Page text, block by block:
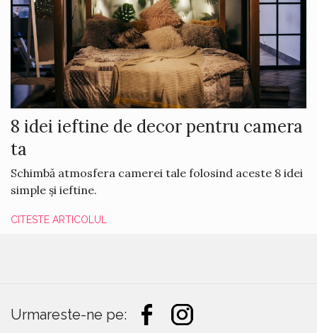
8 idei ieftine de decor pentru camera
ta
Schimbă atmosfera camerei tale folosind aceste 8 idei
simple și ieftine.
CITESTE ARTICOLUL
Urmareste-ne pe: